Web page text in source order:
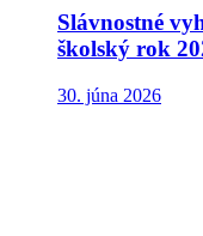
Slávnostné
školský rok
30. júna 2026